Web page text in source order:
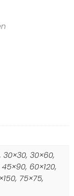
30×30, 30×60,
60×120,
75×75,